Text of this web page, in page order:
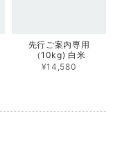
先行ご案内専用
（10kg) 白米
¥14,580